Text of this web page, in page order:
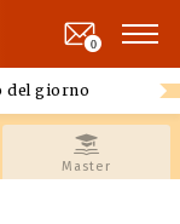
del giorno
0
Master